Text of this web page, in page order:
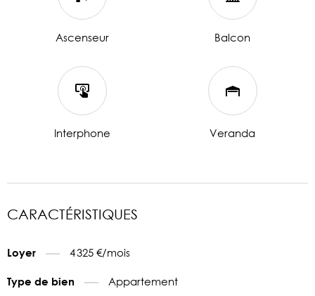
Ascenseur Balcon
Interphone Veranda
CARACTÉRISTIQUES
Loyer 4 325 €/mois
Type de bien Appartement